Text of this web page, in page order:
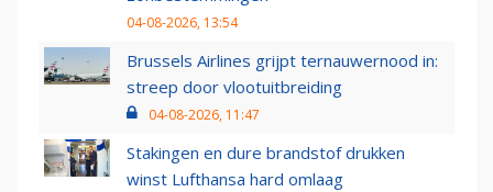
04-08-2026, 13:54
Brussels Airlines grijpt ternauwernood in:
streep door vlootuitbreiding
04-08-2026, 11:47
Stakingen en dure brandstof drukken
winst Lufthansa hard omlaag